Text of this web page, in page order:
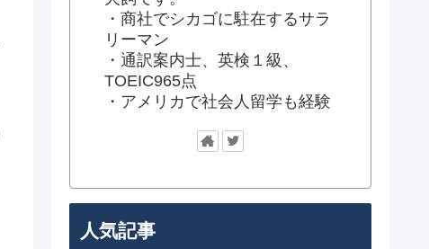
・商社でシカゴに駐在するサラ
リーマン
・通訳案内士、英検１級、
TOEIC965点
・アメリカで社会人留学も経験
人気記事